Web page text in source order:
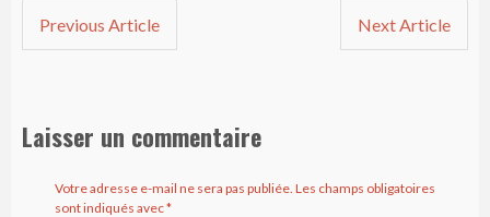
Previous Article Next Article
Laisser un commentaire
Votre adresse e-mail ne sera pas publiée. Les champs obligatoires
sont indiqués avec*